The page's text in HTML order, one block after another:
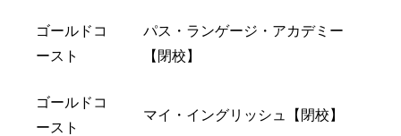
ゴールドコ
ースト
パス・ランゲージ・アカデミー
【閉校】
ゴールドコ
ースト
マイ・イングリッシュ【閉校】